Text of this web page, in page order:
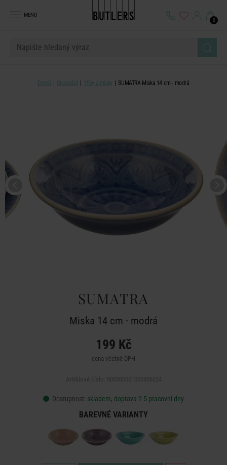
MENU
0
Domů Stolování Mísy a misky SUMATRA Miska 14 cm - modrá
SUMATRA
Miska 14 cm - modrá
199 Kč
cena včetně DPH
Dostupnost: skladem, doprava 2-5 pracovní dny
BAREVNÉ VARIANTY